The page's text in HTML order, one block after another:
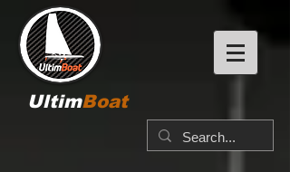
UltimBoat